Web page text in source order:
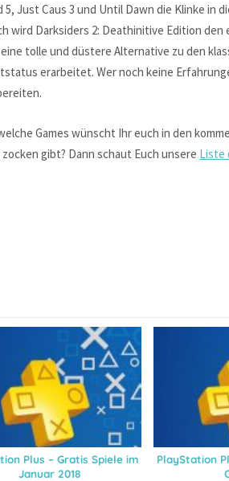
Just Caus 3 und Until Dawn die Klinke in
wird Darksiders 2: Deathinitive Edition den
tolle und düstere Alternative zu den
erarbeitet. Wer noch keine
Games wünscht Ihr euch in den
gibt? Dann schaut Euch unsere Liste
Plus – Gratis Spiele im
Januar 2018
PlayStation